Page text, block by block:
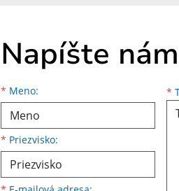
Napíšte nám
* Meno:
Meno
* Priezvisko:
Priezvisko
E-mailová adresa *